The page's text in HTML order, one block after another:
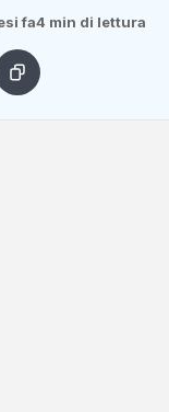
fa4 min di lettura